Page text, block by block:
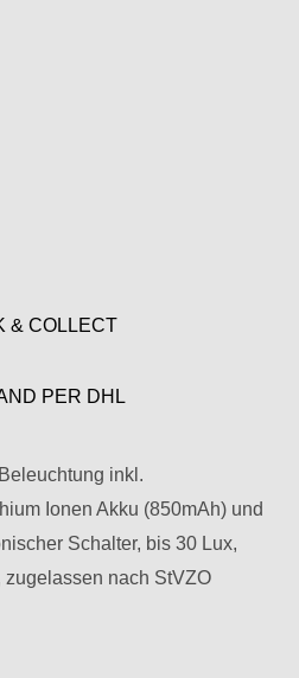
& COLLECT
PER DHL
inkl.
Ionen Akku (850mAh) und
Schalter, bis 30 Lux,
zugelassen nach StVZO